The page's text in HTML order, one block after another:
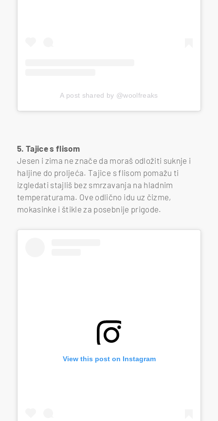
A post shared by @woolfreaks
5. Tajice s flisom
Jesen i zima ne znače da moraš odložiti suknje i
haljine do proljeća. Tajice s flisom pomažu ti
izgledati stajliš bez smrzavanja na hladnim
temperaturama. Ove odlično idu uz čizme,
mokasinke i štikle za posebnije prigode.
View this post on Instagram